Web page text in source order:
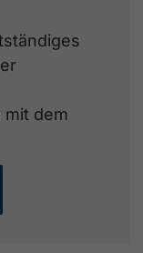
mit dem